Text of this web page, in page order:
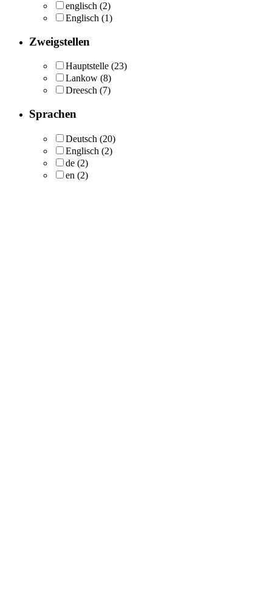
englisch (2)
Englisch (1)
Zweigstellen
Hauptstelle (23)
Lankow (8)
Dreesch (7)
Sprachen
Deutsch (20)
Englisch (2)
de (2)
en (2)